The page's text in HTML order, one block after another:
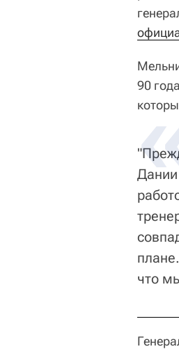
90
Дании
что